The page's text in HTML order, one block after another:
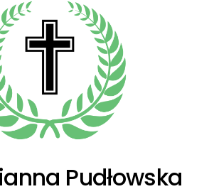
Pudłowska